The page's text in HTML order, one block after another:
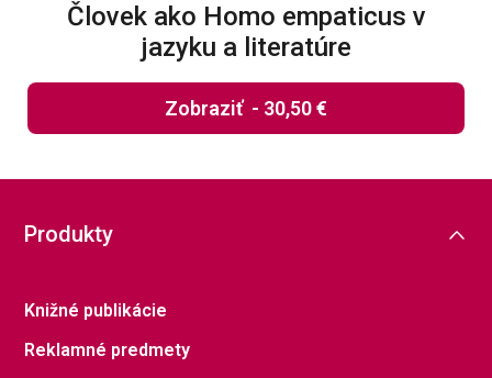
Človek ako Homo empaticus v
jazyku a literatúre
Zobraziť - 30,50 €
Produkty
Knižné publikácie
Reklamné predmety